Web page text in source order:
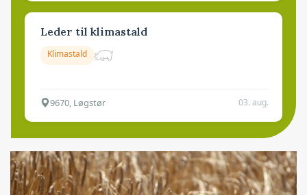
Leder til klimastald
Klimastald
9670, Løgstør 03. aug.